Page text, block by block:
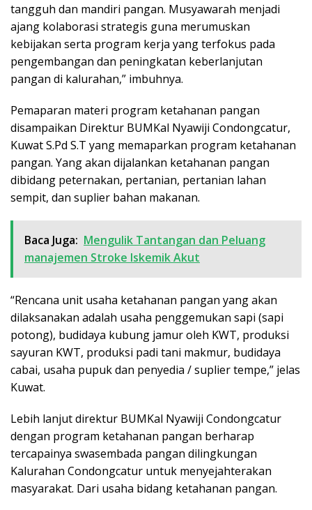
tangguh dan mandiri pangan. Musyawarah menjadi
ajang kolaborasi strategis guna merumuskan
kebijakan serta program kerja yang terfokus pada
pengembangan dan peningkatan keberlanjutan
pangan di kalurahan,” imbuhnya.
Pemaparan materi program ketahanan pangan
disampaikan Direktur BUMKal Nyawiji Condongcatur,
Kuwat S.Pd S.T yang memaparkan program ketahanan
pangan. Yang akan dijalankan ketahanan pangan
dibidang peternakan, pertanian, pertanian lahan
sempit, dan suplier bahan makanan.
Baca Juga: Mengulik Tantangan dan Peluang
manajemen Stroke Iskemik Akut
“Rencana unit usaha ketahanan pangan yang akan
dilaksanakan adalah usaha penggemukan sapi (sapi
potong), budidaya kubung jamur oleh KWT, produksi
sayuran KWT, produksi padi tani makmur, budidaya
cabai, usaha pupuk dan penyedia / suplier tempe,” jelas
Kuwat.
Lebih lanjut direktur BUMKal Nyawiji Condongcatur
dengan program ketahanan pangan berharap
tercapainya swasembada pangan dilingkungan
Kalurahan Condongcatur untuk menyejahterakan
masyarakat. Dari usaha bidang ketahanan pangan.